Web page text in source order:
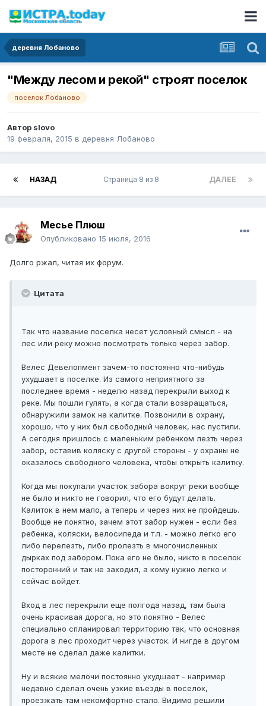
деревня Лобаново
"Между лесом и рекой" строят поселок
поселок Лобаново
Автор slovo
19 февраля, 2015 в деревня Лобаново
НАЗАД ДАЛЕЕ
Страница 8 из 8
Месье Плюш
Опубликовано 15 июля, 2016
Долго ржал, читая их форум.
Цитата
Так что название поселка несет условный смысл - на
лес или реку можно посмотреть только через забор.
Велес Девелопмент зачем-то постоянно что-нибудь
ухудшает в поселке. Из самого неприятного за
последнее время - неделю назад перекрыли выход к
реке. Мы пошли гулять, а когда стали возвращаться,
обнаружили замок на калитке. Позвонили в охрану,
хорошо, что у них был свободный человек, нас пустили.
А сегодня пришлось с маленьким ребенком лезть через
забор, оставив коляску с другой стороны - у охраны не
оказалось свободного человека, чтобы открыть калитку.
Когда мы покупали участок забора вокруг реки вообще
не было и никто не говорил, что его будут делать.
Калиток в нем мало, а теперь и через них не пройдешь.
Вообще не понятно, зачем этот забор нужен - если без
ребенка, коляски, велосипеда и т.п. - можно легко его
либо перелезть, либо пролезть в многочисленных
дырках под забором. Пока его не было, никто в поселок
посторонний и так не заходил, а кому нужно легко и
сейчас войдет.
Вход в лес перекрыли еще полгода назад, там была
очень красивая дорога, но это понятно - Велес
специально спланировал территорию так, что основная
дорога в лес проходит через участок. И нигде в другом
месте не сделал даже калитки.
Ну и всякие мелочи постоянно ухудшает - например
недавно сделал очень узкие въезды в поселок,
проезжать там некомфортно стало. Видимо решили